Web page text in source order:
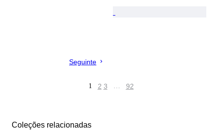
Seguinte
1 2 3 … 92
Coleções relacionadas